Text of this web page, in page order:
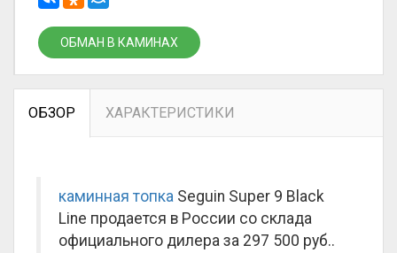
ОБМАН В КАМИНАХ
ОБЗОР ХАРАКТЕРИСТИКИ
каминная топка Seguin Super 9 Black
Line продается в России со склада
официального дилера за 297 500 руб..